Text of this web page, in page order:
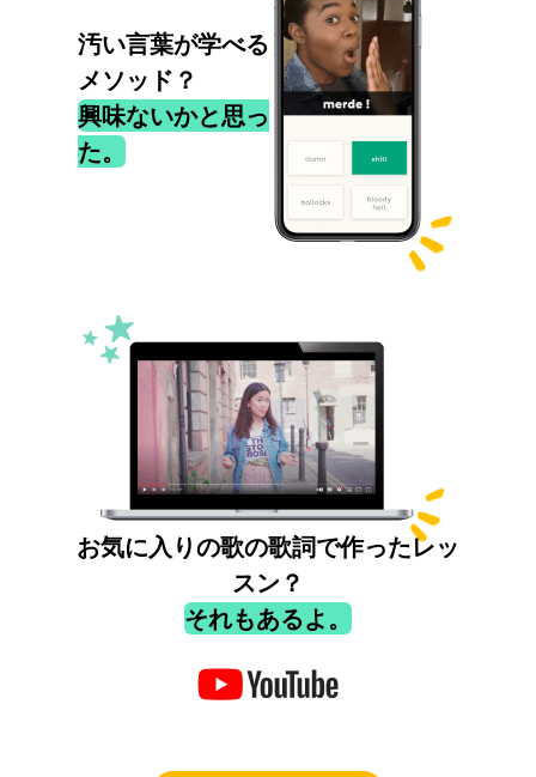
汚い言葉が学べる
メソッド？
興味ないかと思っ
た。
お気に入りの歌の歌詞で作ったレッ
スン？
それもあるよ。